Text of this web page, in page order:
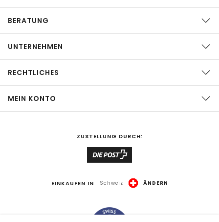
BERATUNG
UNTERNEHMEN
RECHTLICHES
MEIN KONTO
ZUSTELLUNG DURCH:
EINKAUFEN IN Schweiz ÄNDERN